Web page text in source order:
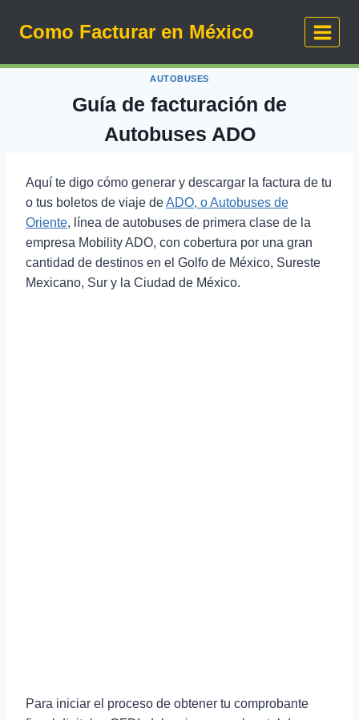
Como Facturar en México
AUTOBUSES
Guía de facturación de
Autobuses ADO
Aquí te digo cómo generar y descargar la factura de tu
o tus boletos de viaje deADO, o Autobuses de
Oriente, línea de autobuses de primera clase de la
empresa Mobility ADO, con cobertura por una gran
cantidad de destinos en el Golfo de México, Sureste
Mexicano, Sur y la Ciudad de México.
Para iniciar el proceso de obtener tu comprobante